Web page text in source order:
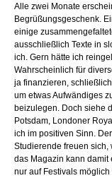
Alle zwei Monate
Begrüßungsgeschenk.
einige
ausschließlich Texte in
ich. Gern hätte ich
Wahrscheinlich für
ja finanzieren,
um etwas Aufwändiges
beizulegen. Doch siehe
Potsdam, Londoner
ich im positiven Sinn.
Studierende freuen sich,
das Magazin kann
nur auf Festivals möglich